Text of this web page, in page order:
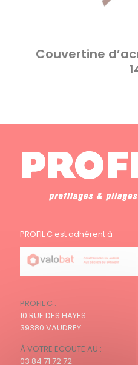
Couvertine
PROFIL C est adhérent à
PROFIL C :
10 RUE DES HAYES
39380 VAUDREY
À VOTRE ECOUTE AU :
03 84 71 72 72